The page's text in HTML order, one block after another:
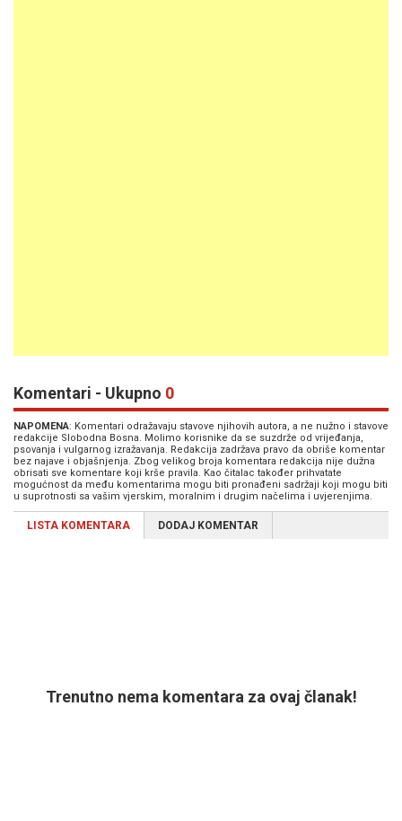
Komentari - Ukupno 0
NAPOMENA: Komentari odražavaju stavove njihovih autora, a ne nužno i stavove
redakcije Slobodna Bosna. Molimo korisnike da se suzdrže od vrijeđanja,
psovanja i vulgarnog izražavanja. Redakcija zadržava pravo da obriše komentar
bez najave i objašnjenja. Zbog velikog broja komentara redakcija nije dužna
obrisati sve komentare koji krše pravila. Kao čitalac također prihvatate
mogućnost da među komentarima mogu biti pronađeni sadržaji koji mogu biti
u suprotnosti sa vašim vjerskim, moralnim i drugim načelima i uvjerenjima.
LISTA KOMENTARA DODAJ KOMENTAR
Trenutno nema komentara za ovaj članak!